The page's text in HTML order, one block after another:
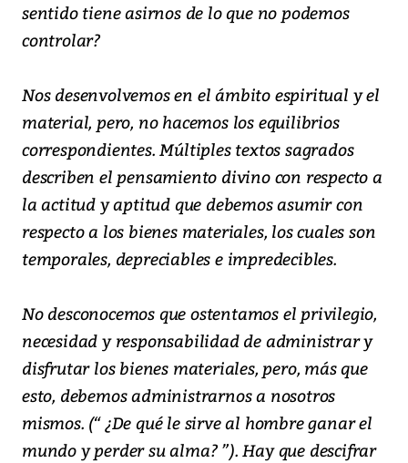
sentido tiene asirnos de lo que no podemos
controlar?
Nos desenvolvemos en el ámbito espiritual y el
material, pero, no hacemos los equilibrios
correspondientes. Múltiples textos sagrados
describen el pensamiento divino con respecto a
la actitud y aptitud que debemos asumir con
respecto a los bienes materiales, los cuales son
temporales, depreciables e impredecibles.
No desconocemos que ostentamos el privilegio,
necesidad y responsabilidad de administrar y
disfrutar los bienes materiales, pero, más que
esto, debemos administrarnos a nosotros
mismos. (“ ¿De qué le sirve al hombre ganar el
mundo y perder su alma? ”). Hay que descifrar